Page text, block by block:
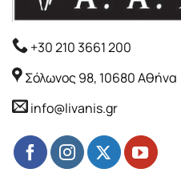
+30 210 3661 200
Σόλωνος 98, 10680 Αθήνα
info@livanis.gr